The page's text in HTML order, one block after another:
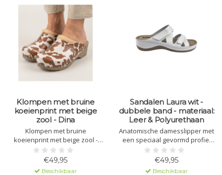
Klompen met bruine
koeienprint met beige
zool - Dina
Klompen met bruine
koeienprint met beige zool -
Dina
€49,95
Beschikbaar
Sandalen Laura wit -
dubbele band - materiaal:
Leer & Polyurethaan
Anatomische damesslipper met
een speciaal gevormd profiel
en massagegel. Gemaakt van
natuurlijk materiaal - leer - en
een polyurethaan zool.
€49,95
Beschikbaar